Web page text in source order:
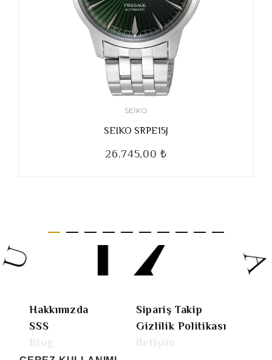
SEIKO
SEIKO SRPE15J
26.745,00 ₺
Hakkımızda
Sipariş Takip
SSS
Gizlilik Politikası